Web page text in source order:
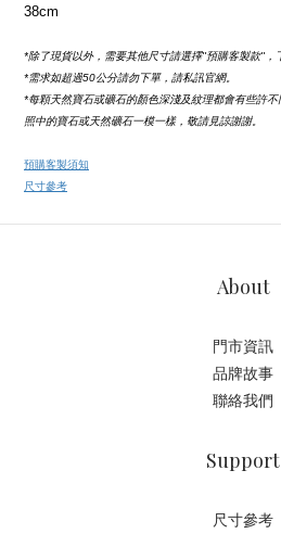
38cm
*除了現貨以外，需要其他尺寸請選擇''預購客製款''，
*需求如超過50公分請勿下單，請私訊官網。
*每顆天然寶石或礦石的顏色深淺及紋理都會有些許
照中的寶石或天然礦石一模一樣，敬請見諒謝謝。
預購客製須知
尺寸參考
About
門市資訊
品牌故事
聯絡我們
Support
尺寸參考